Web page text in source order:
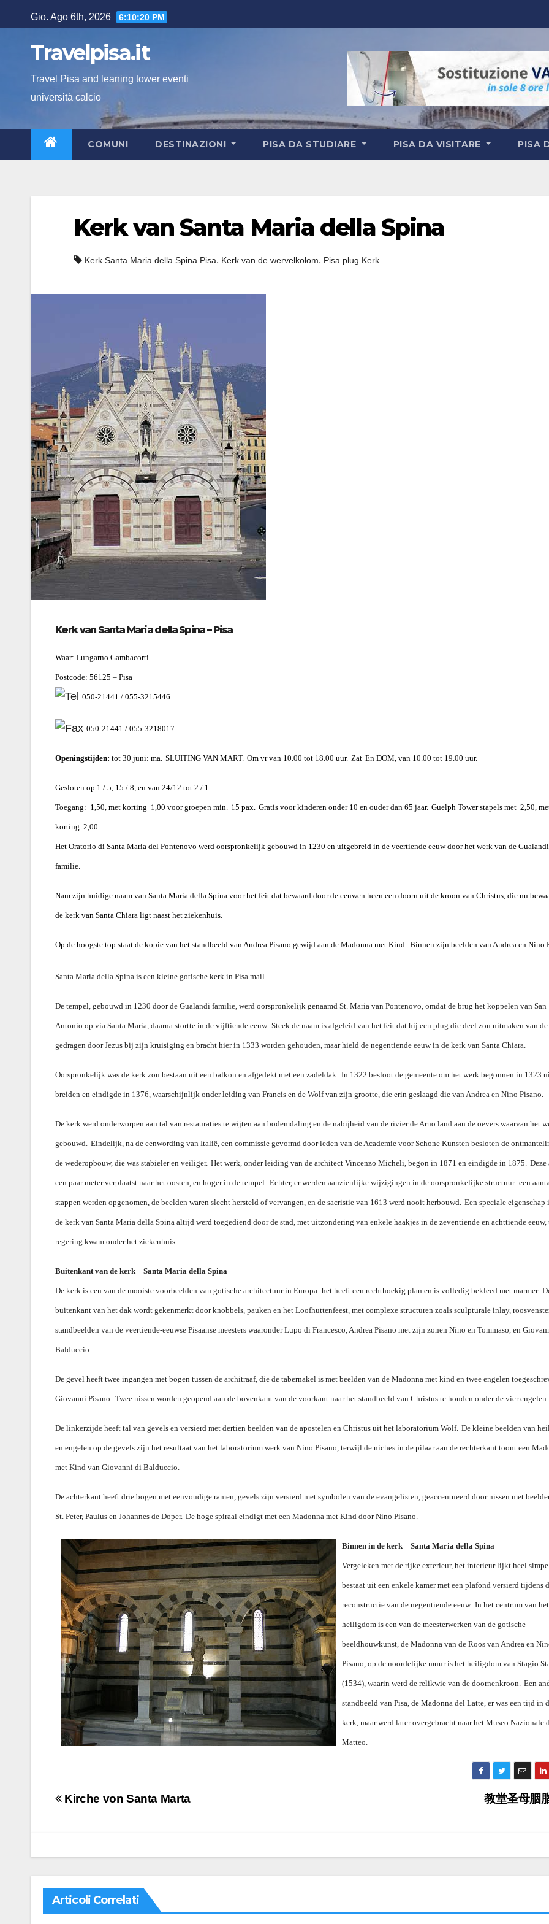
al
contenuto
Gio. Ago 6th, 2026 6:10:21 PM
Travelpisa.it
Travel Pisa and leaning tower eventi
università calcio
COMUNI DESTINAZIONI PISA DA STUDIARE PISA DA VISITARE PISA
Kerk van Santa Maria della Spina
Kerk Santa Maria della Spina Pisa, Kerk van de wervelkolom, Pisa plug Kerk
Kerk van Santa Maria della Spina – Pisa
Waar: Lungarno Gambacorti
Postcode: 56125 – Pisa
050-21441 / 055-3215446
050-21441 / 055-3218017
Openingstijden: tot 30 juni: ma. SLUITING VAN MART. Om vr van 10.00 tot 18.00 uur. Zat En DOM, van 10.00 tot 19.00 uur.
Gesloten op 1 / 5, 15 / 8, en van 24/12 tot 2 / 1.
Toegang:  1,50, met korting  1,00 voor groepen min. 15 pax. Gratis voor kinderen onder 10 en ouder dan 65 jaar. Guelph Tower stapels met  2,50,
korting  2,00
Het Oratorio di Santa Maria del Pontenovo werd oorspronkelijk gebouwd in 1230 en uitgebreid in de veertiende eeuw door het werk van de Gualandi
familie.
Nam zijn huidige naam van Santa Maria della Spina voor het feit dat bewaard door de eeuwen heen een doorn uit de kroon van Christus, die nu
de kerk van Santa Chiara ligt naast het ziekenhuis.
Op de hoogste top staat de kopie van het standbeeld van Andrea Pisano gewijd aan de Madonna met Kind. Binnen zijn beelden van Andrea en Nino
Santa Maria della Spina is een kleine gotische kerk in Pisa mail.
De tempel, gebouwd in 1230 door de Gualandi familie, werd oorspronkelijk genaamd St. Maria van Pontenovo, omdat de brug het koppelen van San
Antonio op via Santa Maria, daarna stortte in de vijftiende eeuw. Steek de naam is afgeleid van het feit dat hij een plug die deel zou uitmaken van
gedragen door Jezus bij zijn kruisiging en bracht hier in 1333 worden gehouden, maar hield de negentiende eeuw in de kerk van Santa Chiara.
Oorspronkelijk was de kerk zou bestaan ​​uit een balkon en afgedekt met een zadeldak. In 1322 besloot de gemeente om het werk begonnen in 1323
breiden en eindigde in 1376, waarschijnlijk onder leiding van Francis en de Wolf van zijn grootte, die erin geslaagd die van Andrea en Nino Pisano.
De kerk werd onderworpen aan tal van restauraties te wijten aan bodemdaling en de nabijheid van de rivier de Arno land aan de oevers waarvan het
gebouwd. Eindelijk, na de eenwording van Italië, een commissie gevormd door leden van de Academie voor Schone Kunsten besloten de
de wederopbouw, die was stabieler en veiliger. Het werk, onder leiding van de architect Vincenzo Micheli, begon in 1871 en eindigde in 1875. Deze
een paar meter verplaatst naar het oosten, en hoger in de tempel. Echter, er werden aanzienlijke wijzigingen in de oorspronkelijke structuur: een
stappen werden opgenomen, de beelden waren slecht hersteld of vervangen, en de sacristie van 1613 werd nooit herbouwd. Een speciale eigenschap
de kerk van Santa Maria della Spina altijd werd toegediend door de stad, met uitzondering van enkele haakjes in de zeventiende en achttiende eeuw,
regering kwam onder het ziekenhuis.
Buitenkant van de kerk – Santa Maria della Spina
De kerk is een van de mooiste voorbeelden van gotische architectuur in Europa: het heeft een rechthoekig plan en is volledig bekleed met marmer.
buitenkant van het dak wordt gekenmerkt door knobbels, pauken en het Loofhuttenfeest, met complexe structuren zoals sculpturale inlay,
standbeelden van de veertiende-eeuwse Pisaanse meesters waaronder Lupo di Francesco, Andrea Pisano met zijn zonen Nino en Tommaso, en
Balduccio .
De gevel heeft twee ingangen met bogen tussen de architraaf, die de tabernakel is met beelden van de Madonna met kind en twee engelen
Giovanni Pisano. Twee nissen worden geopend aan de bovenkant van de voorkant naar het standbeeld van Christus te houden onder de vier engelen.
De linkerzijde heeft tal van gevels en versierd met dertien beelden van de apostelen en Christus uit het laboratorium Wolf. De kleine beelden van
en engelen op de gevels zijn het resultaat van het laboratorium werk van Nino Pisano, terwijl de niches in de pilaar aan de rechterkant toont een
met Kind van Giovanni di Balduccio.
De achterkant heeft drie bogen met eenvoudige ramen, gevels zijn versierd met symbolen van de evangelisten, geaccentueerd door nissen met
St. Peter, Paulus en Johannes de Doper. De hoge spiraal eindigt met een Madonna met Kind door Nino Pisano.
Binnen in de kerk – Santa Maria della Spina
Vergeleken met de rijke exterieur, het interieur lijkt heel
bestaat uit een enkele kamer met een plafond versierd tijdens
reconstructie van de negentiende eeuw. In het centrum van het
heiligdom is een van de meesterwerken van de gotische
beeldhouwkunst, de Madonna van de Roos van Andrea en
Pisano, op de noordelijke muur is het heiligdom van Stagio
(1534), waarin werd de relikwie van de doornenkroon. Een
standbeeld van Pisa, de Madonna del Latte, er was een tijd in
kerk, maar werd later overgebracht naar het Museo Nazionale
Matteo.
Navigazione
教堂圣母胭
Kirche von Santa Marta
Articoli Correlati